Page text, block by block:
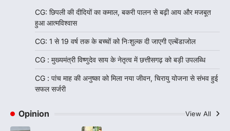
CG: छिपली की दीदियों का कमाल, बकरी पालन से बढ़ी आय और मजबूत
हुआ आत्मविश्वास
CG: 1 से 19 वर्ष तक के बच्चों को निःशुल्क दी जाएगी एल्बेंडाजोल
CG : मुख्यमंत्री विष्णुदेव साय के नेतृत्व में छत्तीसगढ़ को बड़ी उपलब्धि
CG : पांच माह की अनुष्का को मिला नया जीवन, चिरायु योजना से संभव हुई
सफल सर्जरी
Opinion View All